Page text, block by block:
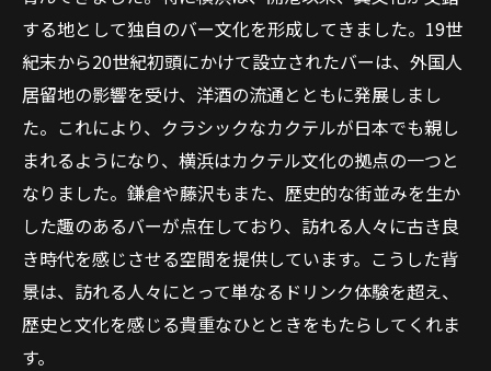
する地として独自のバー文化を形成してきました。19世
紀末から20世紀初頭にかけて設立されたバーは、外国人
居留地の影響を受け、洋酒の流通とともに発展しまし
た。これにより、クラシックなカクテルが日本でも親し
まれるようになり、横浜はカクテル文化の拠点の一つと
なりました。鎌倉や藤沢もまた、歴史的な街並みを生か
した趣のあるバーが点在しており、訪れる人々に古き良
き時代を感じさせる空間を提供しています。こうした背
景は、訪れる人々にとって単なるドリンク体験を超え、
歴史と文化を感じる貴重なひとときをもたらしてくれま
す。